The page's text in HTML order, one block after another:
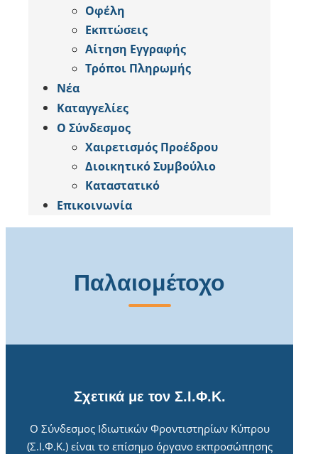
Οφέλη
Εκπτώσεις
Αίτηση Εγγραφής
Tρόποι Πληρωμής
Νέα
Καταγγελίες
Ο Σύνδεσμος
Χαιρετισμός Προέδρου
Διοικητικό Συμβούλιο
Καταστατικό
Επικοινωνία
Παλαιομέτοχο
Σχετικά με τον Σ.Ι.Φ.Κ.
Ο Σύνδεσμος Ιδιωτικών Φροντιστηρίων Κύπρου
(Σ.Ι.Φ.Κ.) είναι το επίσημο όργανο εκπροσώπησης